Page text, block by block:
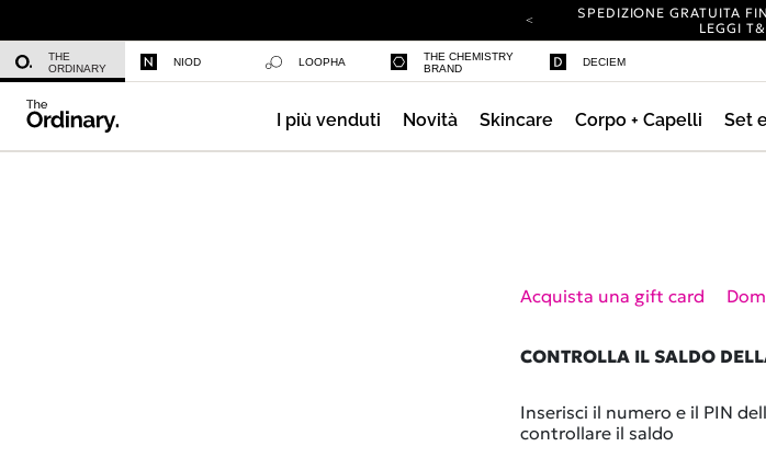
SPEDIZIONE GRATUITA
LEGGI
ACCEDI PER
SPEDIZIONE GRATUITA
LEGGI
THE
ORDINARY
NIOD LOOPHA
THE CHEMISTRY
BRAND
DECIEM
I più venduti Novità Skincare Corpo + Capelli Set
Acquista una gift card
CONTROLLA IL SALDO
Inserisci il numero e il PIN
controllare il saldo
Azelaic Acid Suspension 10%